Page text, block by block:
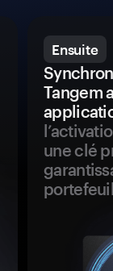
Ensuite
Tangem
une clé